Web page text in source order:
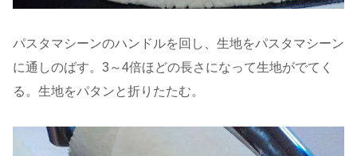
パスタマシーンのハンドルを回し、生地をパスタマシーン
に通しのばす。3～4倍ほどの長さになって生地がでてく
る。生地をパタンと折りたたむ。